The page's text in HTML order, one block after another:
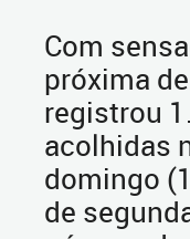
Com
próxima
registrou
acolhidas
domingo
de